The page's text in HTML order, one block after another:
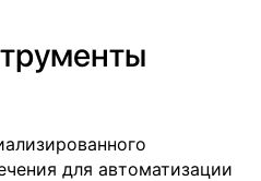
для автоматизации